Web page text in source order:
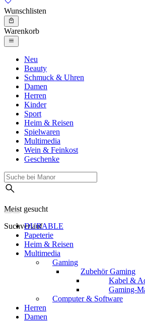
Wunschlisten
Warenkorb
Neu
Beauty
Schmuck & Uhren
Damen
Herren
Kinder
Sport
Heim & Reisen
Spielwaren
Multimedia
Wein & Feinkost
Geschenke
Meist gesucht
SuchverlaufDURABLE
Papeterie
Heim & Reisen
Multimedia
Gaming
Zubehör Gaming
Kabel &
Gaming-
Computer & Software
Herren
Damen